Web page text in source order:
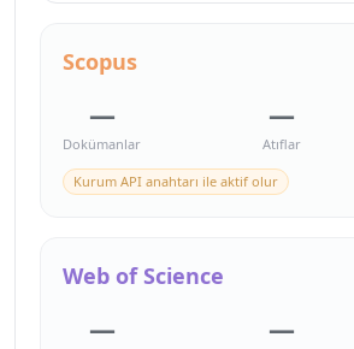
Scopus
—
Dokümanlar
—
Atıflar
Kurum API anahtarı ile aktif olur
Web of Science
— —